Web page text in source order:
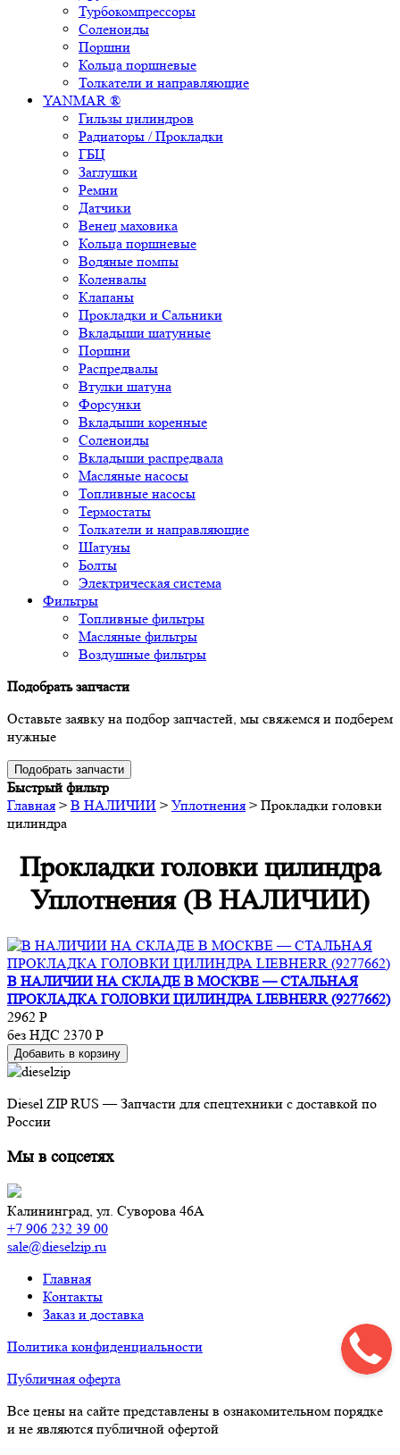
Турбокомпрессоры
Соленоиды
Поршни
Кольца поршневые
Толкатели и направляющие
YANMAR ®
Гильзы цилиндров
Радиаторы / Прокладки
ГБЦ
Заглушки
Ремни
Датчики
Венец маховика
Кольца поршневые
Водяные помпы
Коленвалы
Клапаны
Прокладки и Сальники
Вкладыши шатунные
Поршни
Распредвалы
Втулки шатуна
Форсунки
Вкладыши коренные
Соленоиды
Вкладыши распредвала
Масляные насосы
Топливные насосы
Термостаты
Толкатели и направляющие
Шатуны
Болты
Электрическая система
Фильтры
Топливные фильтры
Масляные фильтры
Воздушные фильтры
Подобрать запчасти
Оставьте заявку на подбор запчастей, мы свяжемся и подберем
нужные
Подобрать запчасти
Быстрый фильтр
Главная > В НАЛИЧИИ > Уплотнения > Прокладки головки
цилиндра
Прокладки головки цилиндра
Уплотнения (В НАЛИЧИИ)
В НАЛИЧИИ НА СКЛАДЕ В МОСКВЕ — СТАЛЬНАЯ
ПРОКЛАДКА ГОЛОВКИ ЦИЛИНДРА LIEBHERR (9277662)
2962 Р
без НДС 2370 Р
Добавить в корзину
Diesel ZIP RUS — Запчасти для спецтехники с доставкой по
России
Мы в соцсетях
Калининград, ул. Суворова 46А
+7 906 232 39 00
sale@dieselzip.ru
Главная
Контакты
Заказ и доставка
Политика конфиденциальности
Публичная оферта
Все цены на сайте представлены в ознакомительном порядке
и не являются публичной офертой